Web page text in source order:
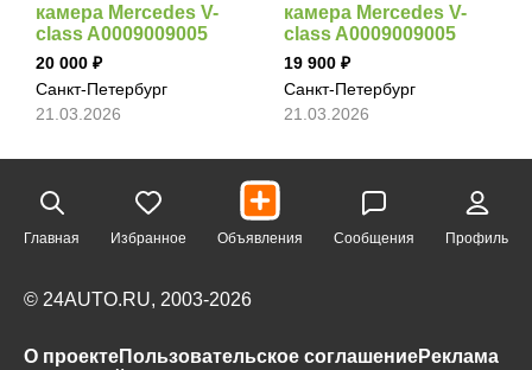
камера Mercedes V-
class A0009009005
20 000
Санкт-Петербург
21.03.2026
камера Mercedes V-
class A0009009005
19 900
Санкт-Петербург
21.03.2026
Главная Избранное Объявления Сообщения Профиль
© 24AUTO.RU, 2003-2026
О проектеПользовательское соглашениеРеклама